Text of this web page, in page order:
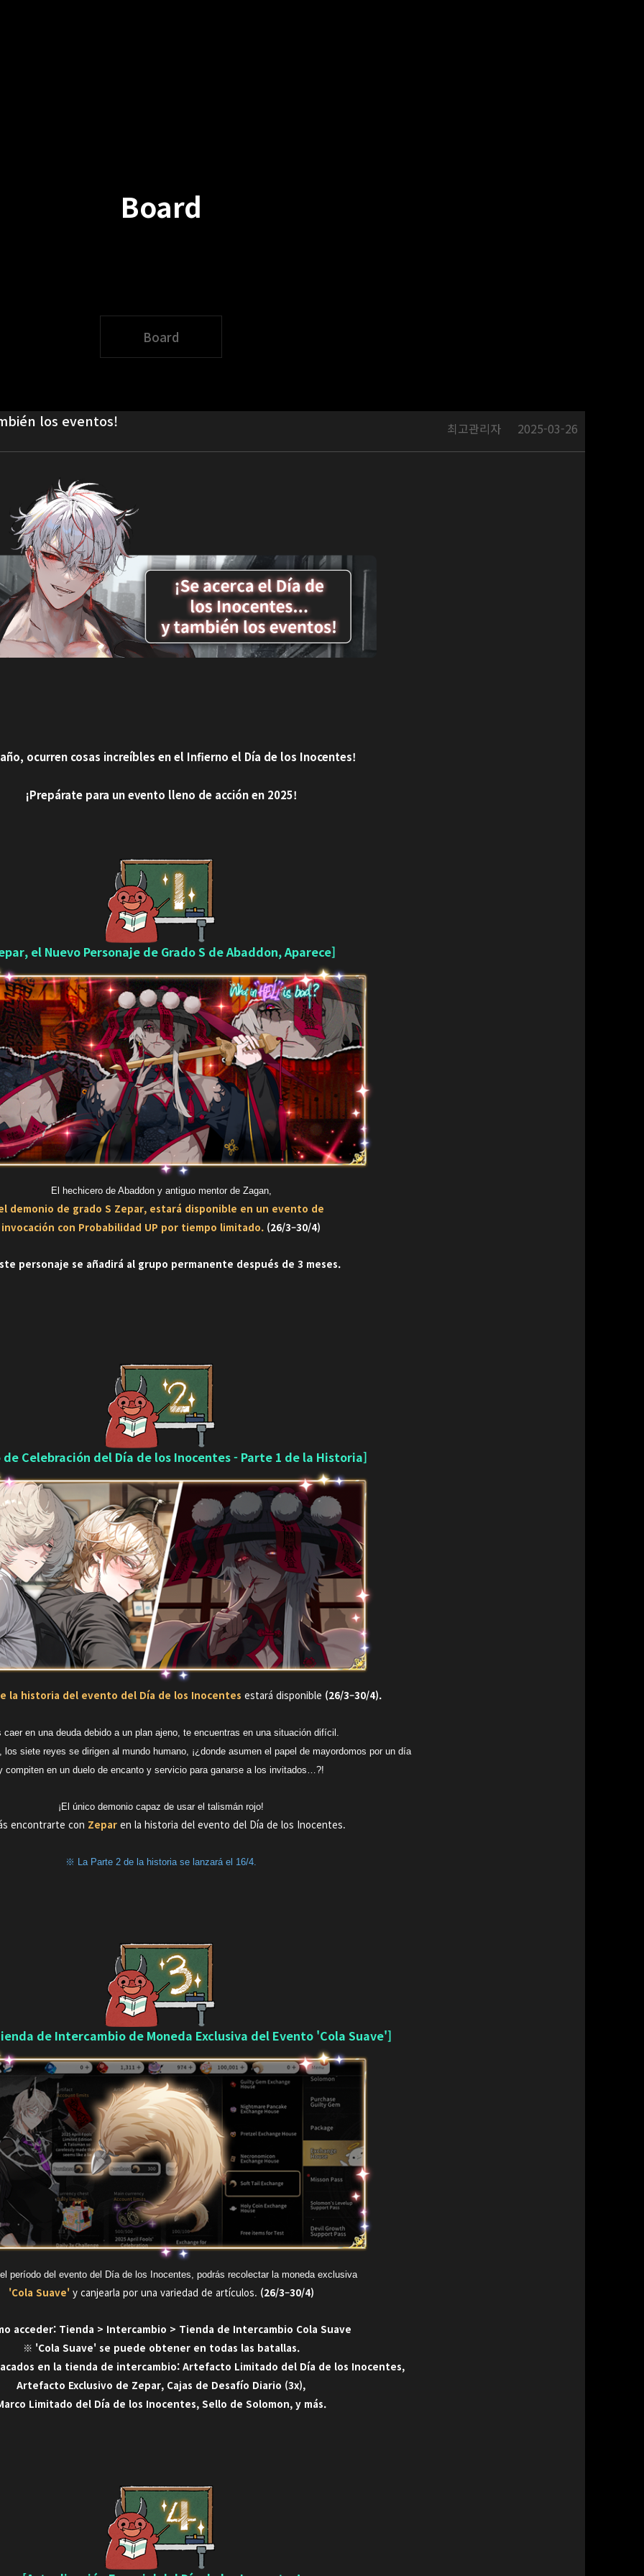
Board
Board
los eventos! 최고관리자 2025-03-26
año, ocurren cosas increíbles en el Infierno el Día de los Inocentes!
¡Prepárate para un evento lleno de acción en 2025!
el Nuevo Personaje de Grado S de Abaddon, Aparece]
El hechicero de Abaddon y antiguo mentor de Zagan,
demonio de grado S Zepar, estará disponible en un evento de
invocación con Probabilidad UP por tiempo limitado. (26/3–30/4)
personaje se añadirá al grupo permanente después de 3 meses.
Celebración del Día de los Inocentes - Parte 1 de la Historia]
la historia del evento del Día de los Inocentes estará disponible (26/3–30/4).
caer en una deuda debido a un plan ajeno, te encuentras en una situación difícil.
los siete reyes se dirigen al mundo humano, ¡¿donde asumen el papel de mayordomos por un día
compiten en un duelo de encanto y servicio para ganarse a los invitados…?!
¡El único demonio capaz de usar el talismán rojo!
encontrarte con Zepar en la historia del evento del Día de los Inocentes.
※ La Parte 2 de la historia se lanzará el 16/4.
de Intercambio de Moneda Exclusiva del Evento 'Cola Suave']
período del evento del Día de los Inocentes, podrás recolectar la moneda exclusiva
'Cola Suave' y canjearla por una variedad de artículos. (26/3–30/4)
acceder: Tienda > Intercambio > Tienda de Intercambio Cola Suave
※ 'Cola Suave' se puede obtener en todas las batallas.
en la tienda de intercambio: Artefacto Limitado del Día de los Inocentes,
Artefacto Exclusivo de Zepar, Cajas de Desafío Diario (3x),
Limitado del Día de los Inocentes, Sello de Solomon, y más.